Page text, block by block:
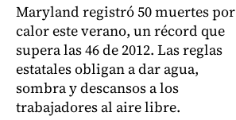
Maryland registró 50 muertes por
calor este verano, un récord que
supera las 46 de 2012. Las reglas
estatales obligan a dar agua,
sombra y descansos a los
trabajadores al aire libre.